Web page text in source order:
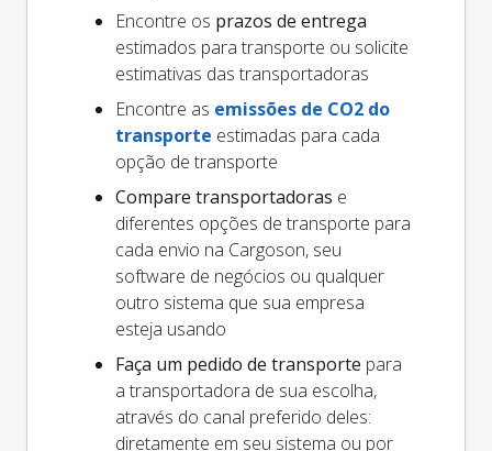
Encontre os prazos de entrega
estimados para transporte ou solicite
estimativas das transportadoras
Encontre as emissões de CO2 do
transporte estimadas para cada
opção de transporte
Compare transportadoras e
diferentes opções de transporte para
cada envio na Cargoson, seu
software de negócios ou qualquer
outro sistema que sua empresa
esteja usando
Faça um pedido de transporte para
a transportadora de sua escolha,
através do canal preferido deles:
diretamente em seu sistema ou por